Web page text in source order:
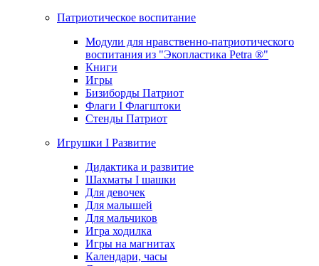
Патриотическое воспитание
Модули для нравственно-патриотического
воспитания из "Экопластика Petra ®"
Книги
Игры
Бизиборды Патриот
Флаги I Флагштоки
Стенды Патриот
Игрушки I Развитие
Дидактика и развитие
Шахматы I шашки
Для девочек
Для малышей
Для мальчиков
Игра ходилка
Игры на магнитах
Календари, часы